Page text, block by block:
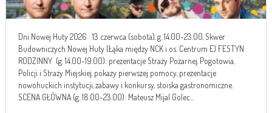
Dni Nowej Huty 2026 13 czerwca (sobota), g. 14.00-23.00, Skwer
Budowniczych Nowej Huty (Łąka między NCK i os. Centrum E) FESTYN
RODZINNY (g. 14.00-19.00): prezentacje Straży Pożarnej, Pogotowia,
Policji i Straży Miejskiej, pokazy pierwszej pomocy, prezentacje
nowohuckich instytucji, zabawy i konkursy, stoiska gastronomiczne.
SCENA GŁÓWNA (g. 18.00-23.00): Mateusz Mijal Golec...